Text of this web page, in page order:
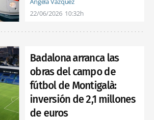
22/06/2026 10:32h
Badalona arranca las
obras del campo de
fútbol de Montigalà:
inversión de 2,1 millones
de euros